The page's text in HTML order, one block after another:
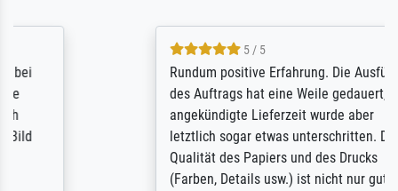
Rundum positive Erfahrung. Die Ausführung
des Auftrags hat eine Weile gedauert, die
angekündigte Lieferzeit wurde aber
letztlich sogar etwas unterschritten. Die
Qualität des Papiers und des Drucks
(Farben, Details usw.) ist nicht nur gut,